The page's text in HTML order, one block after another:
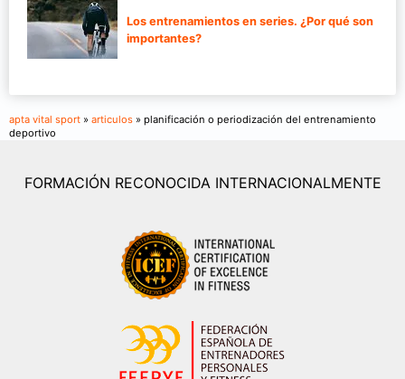
Los entrenamientos en series. ¿Por qué son
importantes?
apta vital sport » articulos » planificación o periodización del entrenamiento
deportivo
FORMACIÓN RECONOCIDA INTERNACIONALMENTE